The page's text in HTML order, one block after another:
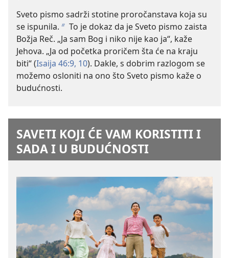
Sveto pismo sadrži stotine proročanstava koja su
se ispunila. b To je dokaz da je Sveto pismo zaista
Božja Reč. „Ja sam Bog i niko nije kao ja“, kaže
Jehova. „Ja od početka proričem šta će na kraju
biti“ (Isaija 46:9, 10). Dakle, s dobrim razlogom se
možemo osloniti na ono što Sveto pismo kaže o
budućnosti.
SAVETI KOJI ĆE VAM KORISTITI I
SADA I U BUDUĆNOSTI